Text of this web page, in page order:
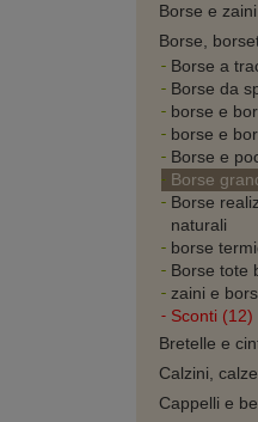
Borse e
Borse,
Borse a
Borse da
borse e
borse e
Borse e
Borse
Borse
naturali
borse
Borse tote
zaini e
Sconti (12)
Bretelle e
Calzini,
Cappelli e